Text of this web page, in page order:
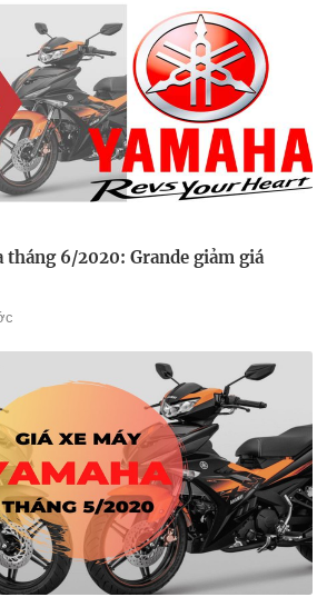
tháng 6/2020: Grande giảm giá